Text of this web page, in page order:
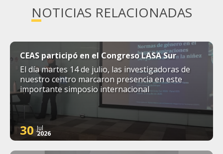
NOTICIAS RELACIONADAS
CEAS participó en el Congreso LASA Sur
El día martes 14 de julio, las investigadoras de
nuestro centro marcaron presencia en este
importante simposio internacional
30 Jul
2026